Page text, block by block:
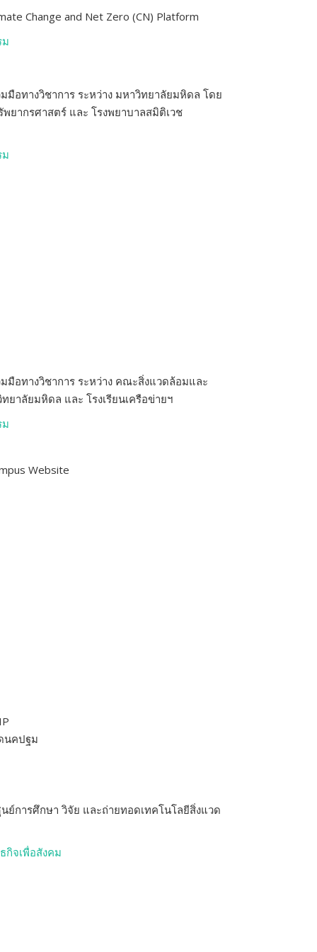
Change and Net Zero (CN) Platform
ม
มือทางวิชาการ ระหว่าง มหาวิทยาลัยมหิดล โดย
ยากรศาสตร์ และ โรงพยาบาลสมิติเวช
ม
มือทางวิชาการ ระหว่าง คณะสิ่งแวดล้อมและ
ยาลัยมหิดล และ โรงเรียนเครือข่ายฯ
ม
Website
นคปฐม
ย์การศึกษา วิจัย และถ่ายทอดเทคโนโลยีสิ่งแวด
กิจเพื่อสังคม